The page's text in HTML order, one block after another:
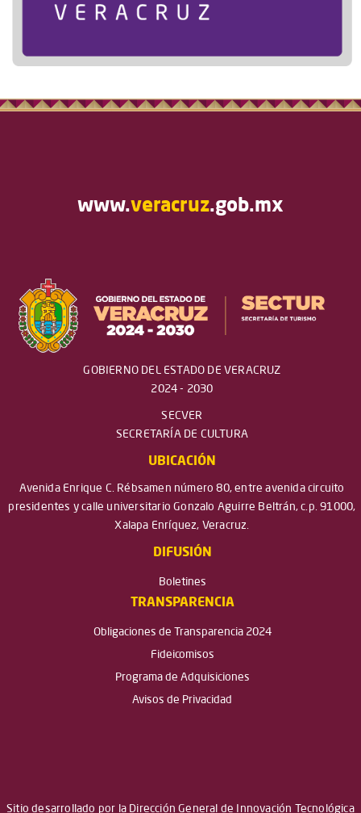
www.veracruz.gob.mx
GOBIERNO DEL ESTADO DE VERACRUZ
2024 - 2030
SECVER
SECRETARÍA DE CULTURA
UBICACIÓN
Avenida Enrique C. Rébsamen número 80, entre avenida circuito
presidentes y calle universitario Gonzalo Aguirre Beltrán, c.p. 91000,
Xalapa Enríquez, Veracruz.
DIFUSIÓN
Boletines
TRANSPARENCIA
Obligaciones de Transparencia 2024
Fideicomisos
Programa de Adquisiciones
Avisos de Privacidad
Sitio desarrollado por la Dirección General de Innovación Tecnológica